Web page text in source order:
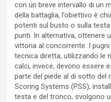
con un breve intervallo di un
della battaglia, l’obiettivo è
potenti sul busto o sulla testa
punti. In alternativa, ottenere
vittoria al concorrente. I
tecnica diretta, utilizzando le
calci, invece, devono essere
parte del piede al di sotto del
Scoring Systems (PSS),
testa e del tronco, svolgono